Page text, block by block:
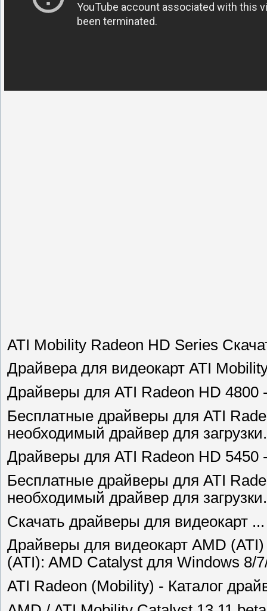
ATI Mobility Radeon HD Series
Драйвера для видеокарт ATI
Драйверы для ATI Radeon HD 4800
Бесплатные драйверы для ATI
необходимый драйвер для загрузки.
Драйверы для ATI Radeon HD 5450
Бесплатные драйверы для ATI
необходимый драйвер для загрузки.
Скачать драйверы для видеокарт ...
Драйверы для видеокарт AMD
(ATI): AMD Catalyst для Windows 8/
ATI Radeon (Mobility) - Каталог